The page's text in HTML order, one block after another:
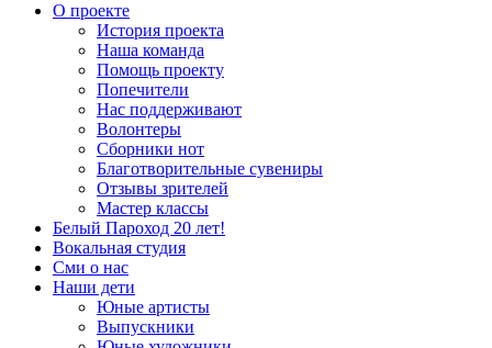
О проекте
История проекта
Наша команда
Помощь проекту
Попечители
Нас поддерживают
Волонтеры
Сборники нот
Благотворительные сувениры
Отзывы зрителей
Мастер классы
Белый Пароход 20 лет!
Вокальная студия
Сми о нас
Наши дети
Юные артисты
Выпускники